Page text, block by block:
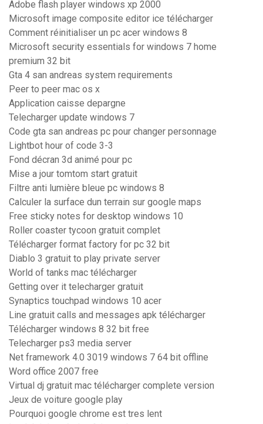
Adobe flash player windows xp 2000
Microsoft image composite editor ice télécharger
Comment réinitialiser un pc acer windows 8
Microsoft security essentials for windows 7 home
premium 32 bit
Gta 4 san andreas system requirements
Peer to peer mac os x
Application caisse depargne
Telecharger update windows 7
Code gta san andreas pc pour changer personnage
Lightbot hour of code 3-3
Fond décran 3d animé pour pc
Mise a jour tomtom start gratuit
Filtre anti lumière bleue pc windows 8
Calculer la surface dun terrain sur google maps
Free sticky notes for desktop windows 10
Roller coaster tycoon gratuit complet
Télécharger format factory for pc 32 bit
Diablo 3 gratuit to play private server
World of tanks mac télécharger
Getting over it telecharger gratuit
Synaptics touchpad windows 10 acer
Line gratuit calls and messages apk télécharger
Télécharger windows 8 32 bit free
Telecharger ps3 media server
Net framework 4.0 3019 windows 7 64 bit offline
Word office 2007 free
Virtual dj gratuit mac télécharger complete version
Jeux de voiture google play
Pourquoi google chrome est tres lent